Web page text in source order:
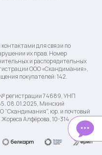
для связи по
их прав. Номер
и распорядительных
ООО «Скандимания»,
покупателей: 142.
№ регистрации 74689, УНП
08.01.2025, Минский
“Скандимания”, юр. и почтовый
Алфёрова, 10-314